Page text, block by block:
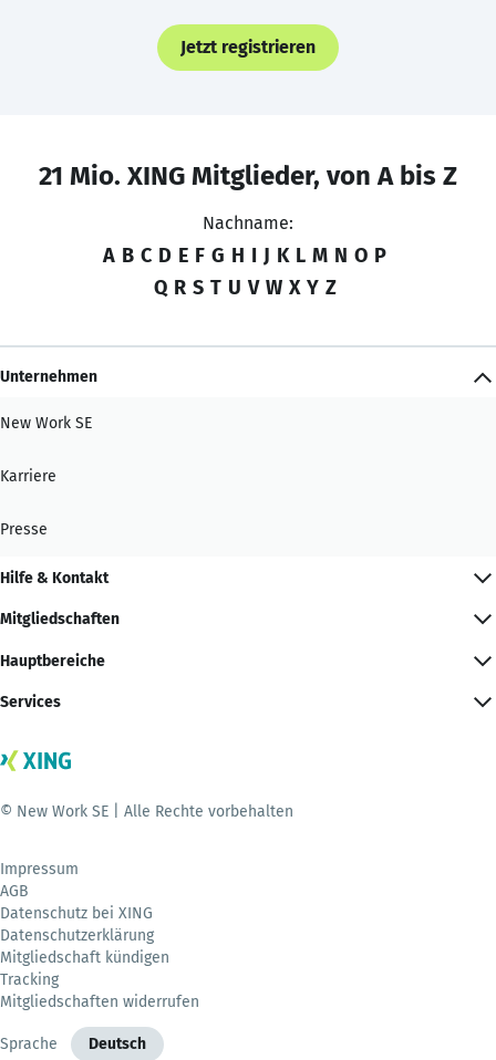
Jetzt registrieren
21 Mio. XING Mitglieder, von A bis Z
Nachname:
A B C D E F G H I J K L M N O P
Q R S T U V W X Y Z
Unternehmen
New Work SE
Karriere
Presse
Hilfe & Kontakt
Mitgliedschaften
Hauptbereiche
Services
© New Work SE | Alle Rechte vorbehalten
Impressum
AGB
Datenschutz bei XING
Datenschutzerklärung
Mitgliedschaft kündigen
Tracking
Mitgliedschaften widerrufen
Sprache Deutsch